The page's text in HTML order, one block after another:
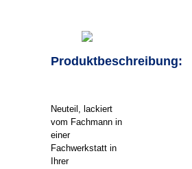
Produktbeschreibung:
Neuteil, lackiert
vom Fachmann in
einer
Fachwerkstatt in
Ihrer